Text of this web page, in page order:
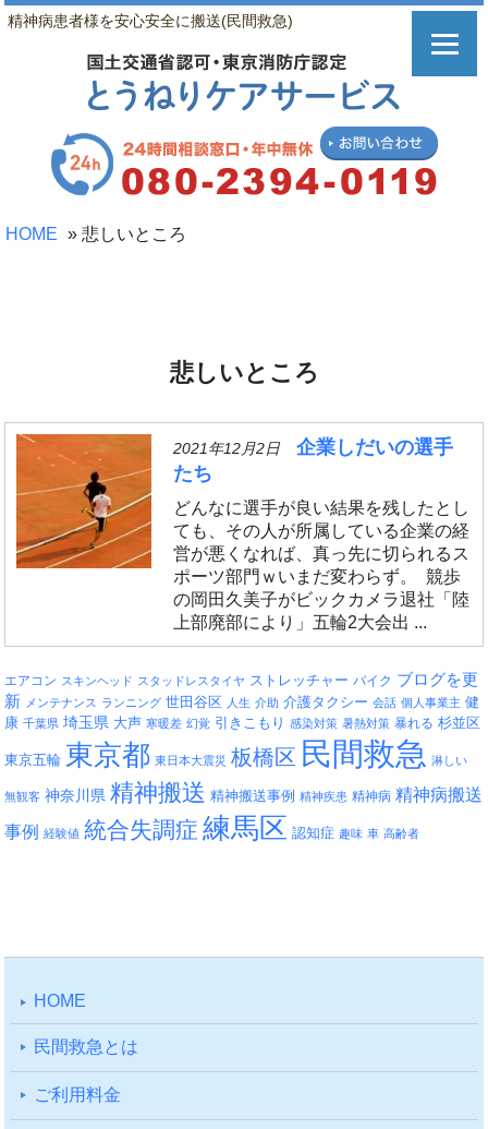
精神病患者様を安心安全に搬送(民間救急)
HOME » 悲しいところ
悲しいところ
2021年12月2日
企業しだいの選手
たち
どんなに選手が良い結果を残したとし
ても、その人が所属している企業の経
営が悪くなれば、真っ先に切られるス
ポーツ部門ｗいまだ変わらず。 競歩
の岡田久美子がビックカメラ退社「陸
上部廃部により」五輪2大会出 ...
エアコン スキンヘッド スタッドレスタイヤ ストレッチャー バイク ブログを更
新 メンテナンス ランニング 世田谷区 人生 介助 介護タクシー 会話 個人事業主 健
康 千葉県 埼玉県 大声 寒暖差 幻覚 引きこもり 感染対策 暑熱対策 暴れる 杉並区
東京五輪 東京都 東日本大震災 板橋区 民間救急 淋しい
無観客 神奈川県 精神搬送 精神搬送事例 精神疾患 精神病 精神病搬送
事例
経験値 統合失調症 練馬区 認知症 趣味 車 高齢者
HOME
⺠間救急とは
ご利⽤料⾦